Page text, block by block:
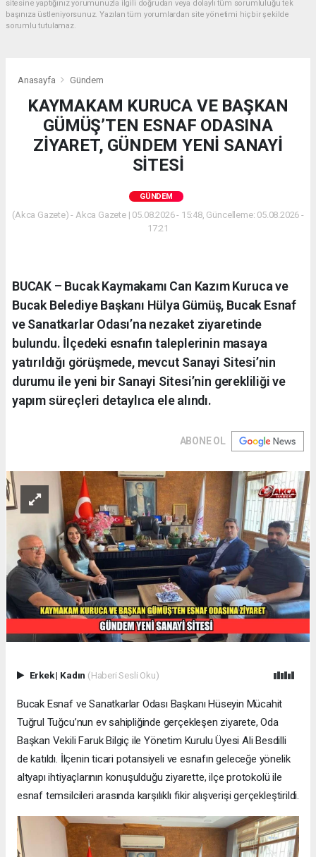
sitesine yaptığınız yorumunuzla ilgili doğrudan veya dolaylı tüm sorumluluğu tek
başınıza üstleniyorsunuz. Yazılan tüm yorumlardan site yönetimi hiçbir şekilde
sorumlu tutulamaz.
Anasayfa Gündem
KAYMAKAM KURUCA VE BAŞKAN
GÜMÜŞ’TEN ESNAF ODASINA
ZİYARET, GÜNDEM YENİ SANAYİ
SİTESİ
GÜNDEM
(Akca Gazete) - Akca Gazete | 05.08.2026 - 15:48, Güncelleme: 05.08.2026 -
17:21
BUCAK – Bucak Kaymakamı Can Kazım Kuruca ve
Bucak Belediye Başkanı Hülya Gümüş, Bucak Esnaf
ve Sanatkarlar Odası’na nezaket ziyaretinde
bulundu. İlçedeki esnafın taleplerinin masaya
yatırıldığı görüşmede, mevcut Sanayi Sitesi’nin
durumu ile yeni bir Sanayi Sitesi’nin gerekliliği ve
yapım süreçleri detaylıca ele alındı.
ABONE OL
Erkek| Kadın (Haberi Sesli Oku)
Bucak Esnaf ve Sanatkarlar Odası Başkanı Hüseyin Mücahit
Tuğrul Tuğcu’nun ev sahipliğinde gerçekleşen ziyarete, Oda
Başkan Vekili Faruk Bilgiç ile Yönetim Kurulu Üyesi Ali Besdilli
de katıldı. İlçenin ticari potansiyeli ve esnafın geleceğe yönelik
altyapı ihtiyaçlarının konuşulduğu ziyarette, ilçe protokolü ile
esnaf temsilcileri arasında karşılıklı fikir alışverişi gerçekleştirildi.